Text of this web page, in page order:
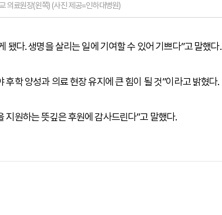
의료원장(왼쪽) (사진 제공=인하대병원)
됐다. 생명을 살리는 일에 기여할 수 있어 기쁘다”고 말했다.
학 양성과 의료 현장 유지에 큰 힘이 될 것”이라고 밝혔다.
지원하는 뜻깊은 후원에 감사드린다”고 말했다.